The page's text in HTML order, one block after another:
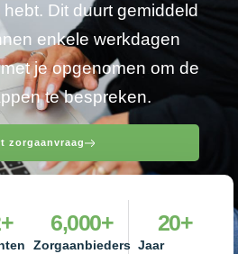
Dit duurt gemiddeld
enkele werkdagen
je opgenomen om de
te bespreken.
zorgaanvraag
+
Zorgaanbieders
6,000+
Jaar
20+